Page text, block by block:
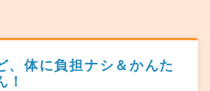
、体に負担ナシ＆かんた